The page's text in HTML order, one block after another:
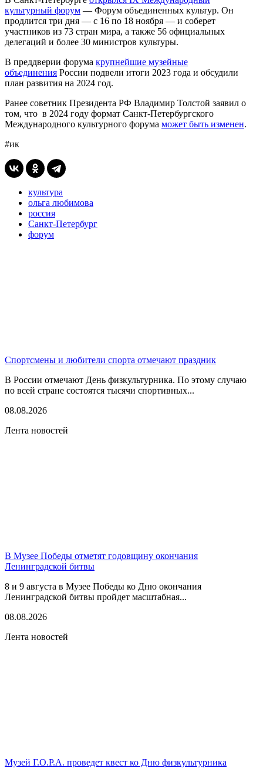
культурный форум — Форум объединенных культур. Он
продлится три дня — с 16 по 18 ноября — и соберет
участников из 73 стран мира, а также 56 официальных
делегаций и более 30 министров культуры.
В преддверии форума крупнейшие музейные
объединения России подвели итоги 2023 года и обсудили
план развития на 2024 год.
Ранее советник Президента РФ Владимир Толстой заявил о
том, что в 2024 году формат Санкт-Петербургского
Международного культурного форума может быть изменен.
#ик
культура
ольга любимова
россия
Санкт-Петербург
форум
Спортсмены и любители спорта отмечают праздник
В России отмечают День физкультурника. По этому случаю
по всей стране состоятся тысячи спортивных...
08.08.2026
Лента новостей
В Музее Победы отметят годовщину окончания
Ленинградской битвы
8 и 9 августа в Музее Победы ко Дню окончания
Ленинградской битвы пройдет масштабная...
08.08.2026
Лента новостей
Музей Г.О.Р.А. проведет квест ко Дню физкультурника